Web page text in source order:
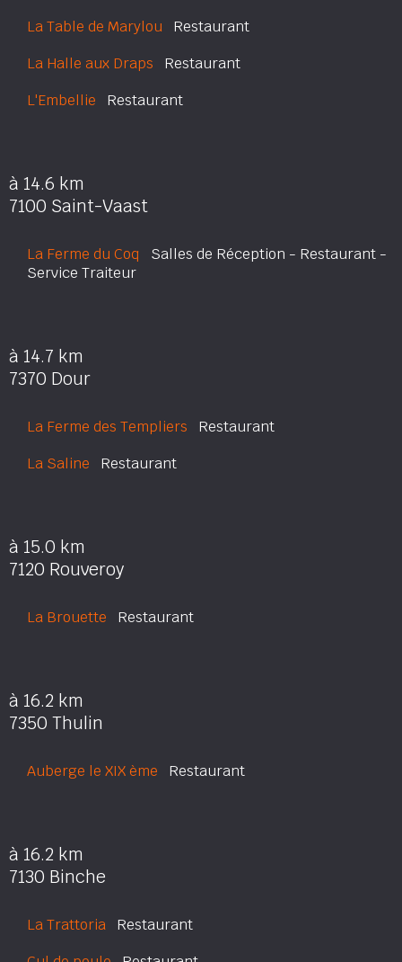
La Table de Marylou Restaurant
La Halle aux Draps Restaurant
L'Embellie Restaurant
à 14.6 km
7100 Saint-Vaast
La Ferme du Coq Salles de Réception - Restaurant -
Service Traiteur
à 14.7 km
7370 Dour
La Ferme des Templiers Restaurant
La Saline Restaurant
à 15.0 km
7120 Rouveroy
La Brouette Restaurant
à 16.2 km
7350 Thulin
Auberge le XIX ème Restaurant
à 16.2 km
7130 Binche
La Trattoria Restaurant